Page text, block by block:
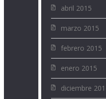
abril 2015
marzo 2015
febrero 2015
enero 2015
diciembre